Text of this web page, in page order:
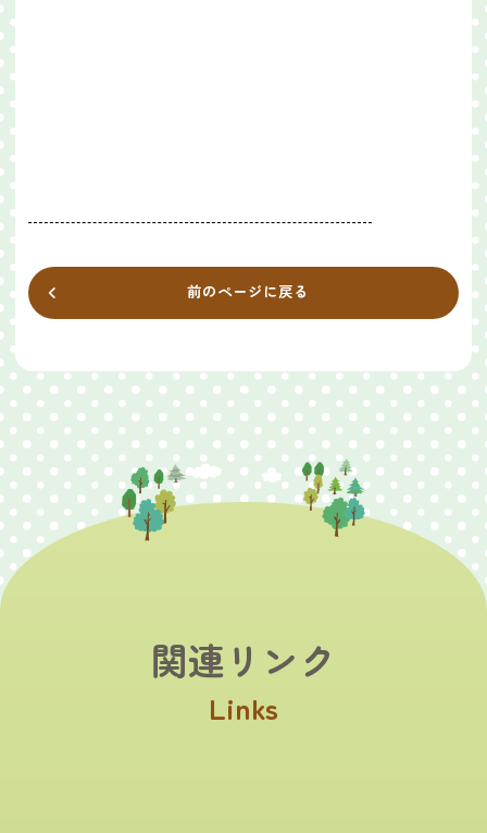
前のページに戻る
関連リンク
Links